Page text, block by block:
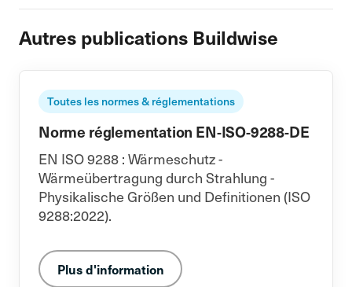
Autres publications Buildwise
Toutes les normes & réglementations
Norme réglementation EN-ISO-9288-DE
EN ISO 9288 : Wärmeschutz -
Wärmeübertragung durch Strahlung -
Physikalische Größen und Definitionen (ISO
9288:2022).
Plus d'information